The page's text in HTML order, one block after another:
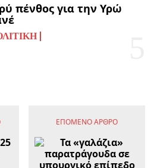
πένθος για την Υρώ
ΕΠΌΜΕΝΟ ΆΡΘΡΟ